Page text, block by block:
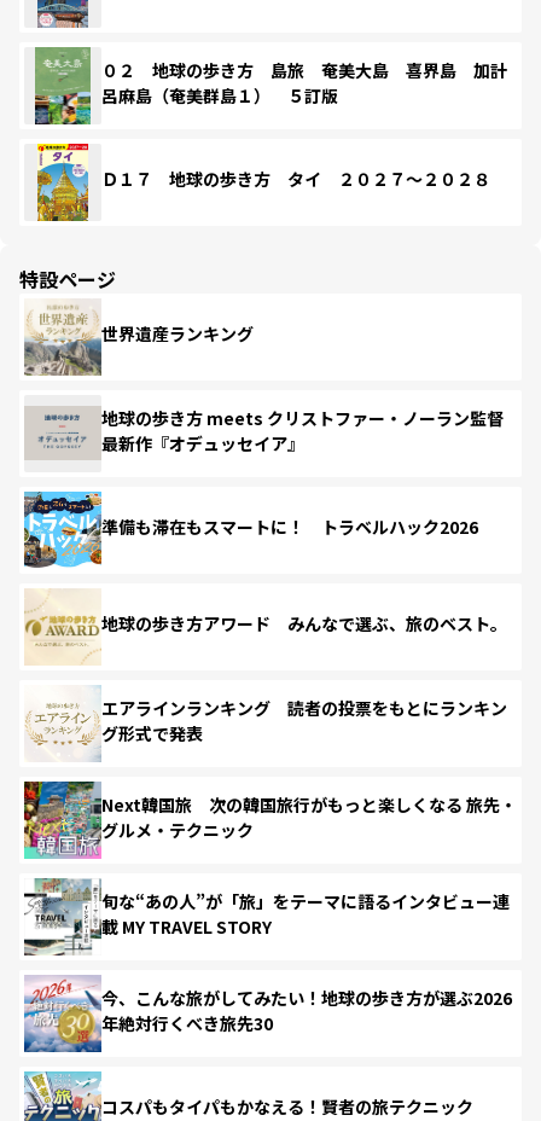
０２ 地球の歩き方 島旅 奄美大島 喜界島 加計
呂麻島（奄美群島１） ５訂版
Ｄ１７ 地球の歩き方 タイ ２０２７～２０２８
特設ページ
世界遺産ランキング
地球の歩き方 meets クリストファー・ノーラン監督
最新作『オデュッセイア』
準備も滞在もスマートに！ トラベルハック2026
地球の歩き方アワード みんなで選ぶ、旅のベスト。
エアラインランキング 読者の投票をもとにランキン
グ形式で発表
Next韓国旅 次の韓国旅行がもっと楽しくなる 旅先・
グルメ・テクニック
旬な“あの人”が「旅」をテーマに語るインタビュー連
載 MY TRAVEL STORY
今、こんな旅がしてみたい！地球の歩き方が選ぶ2026
年絶対行くべき旅先30
コスパもタイパもかなえる！賢者の旅テクニック